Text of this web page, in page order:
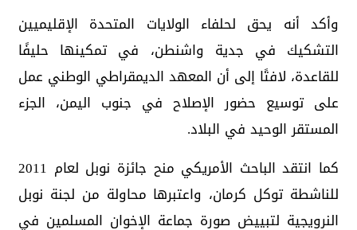
وأكد أنه يحق لحلفاء الولايات المتحدة الإقليميين
التشكيك في جدية واشنطن، في تمكينها حليفًا
للقاعدة، لافتًا إلى أن المعهد الديمقراطي الوطني عمل
على توسيع حضور الإصلاح في جنوب اليمن، الجزء
المستقر الوحيد في البلاد.
كما انتقد الباحث الأمريكي منح جائزة نوبل لعام 2011
للناشطة توكل كرمان، واعتبرها محاولة من لجنة نوبل
النرويجية لتبييض صورة جماعة الإخوان المسلمين في